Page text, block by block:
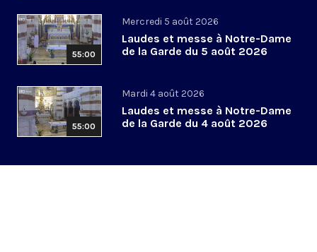
55:00
Mercredi 5 août 2026
Laudes et messe à Notre-Dame
de la Garde du 5 août 2026
55:00
Mardi 4 août 2026
Laudes et messe à Notre-Dame
de la Garde du 4 août 2026